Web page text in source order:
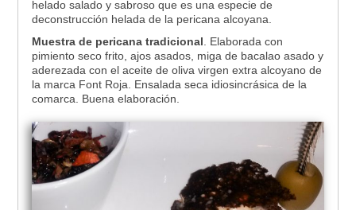
helado salado y sabroso que es una especie de
deconstrucción helada de la pericana alcoyana.
Muestra de pericana tradicional. Elaborada con
pimiento seco frito, ajos asados, miga de bacalao asado y
aderezada con el aceite de oliva virgen extra alcoyano de
la marca Font Roja. Ensalada seca idiosincrásica de la
comarca. Buena elaboración.